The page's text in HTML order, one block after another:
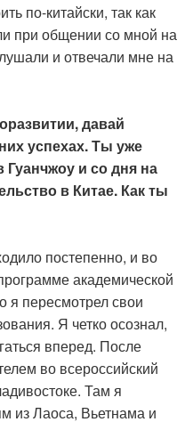
по-китайски, так как
при общении со мной на
и отвечали мне на
давай
успехах. Ты уже
Гуанчжоу и со дня на
в Китае. Как ты
постепенно, и во
академической
я пересмотрел свои
Я четко осознал,
вперед. После
во всероссийский
Там я
из Лаоса, Вьетнама и